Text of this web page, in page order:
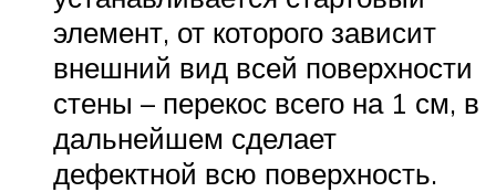
элемент, от которого зависит
внешний вид всей поверхности
стены – перекос всего на 1 см, в
дальнейшем сделает
дефектной всю поверхность.